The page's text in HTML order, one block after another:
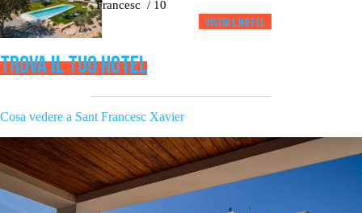
Francesc / 10
Visita l’HOTEL
TROVA IL TUO HOTEL
Cosa vedere a Sant Francesc Xavier